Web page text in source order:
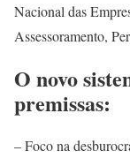
Nacional das
Assessoramento,
O novo
premissas:
– Foco na